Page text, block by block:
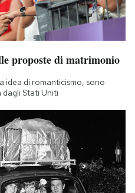
proposte di matrimonio
idea di romanticismo, sono
Stati Uniti